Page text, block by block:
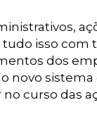
isso com
dos
novo sistema
curso das